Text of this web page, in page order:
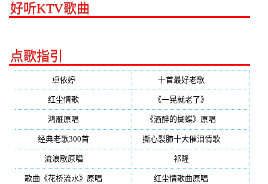
好听KTV歌曲
点歌指引
卓依婷(350) 十首最好老歌(300)
红尘情歌 《一晃就老了》
鸿雁原唱 《酒醉的蝴蝶》原唱
经典老歌300首 撕心裂肺十大催泪情歌(195)
流浪歌原唱 祁隆(188)
歌曲《花桥流水》原唱 红尘情歌曲原唱